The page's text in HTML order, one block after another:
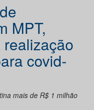
MPT,
covid-
mais de R$ 1 milhão